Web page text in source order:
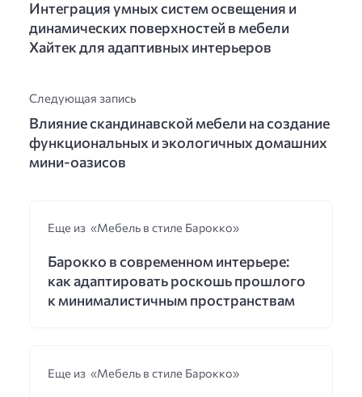
Интеграция умных систем освещения и
динамических поверхностей в мебели
Хайтек для адаптивных интерьеров
Следующая запись
Влияние скандинавской мебели на создание
функциональных и экологичных домашних
мини-оазисов
Еще из «Мебель в стиле Барокко»
Барокко в современном интерьере:
как адаптировать роскошь прошлого
к минималистичным пространствам
Еще из «Мебель в стиле Барокко»